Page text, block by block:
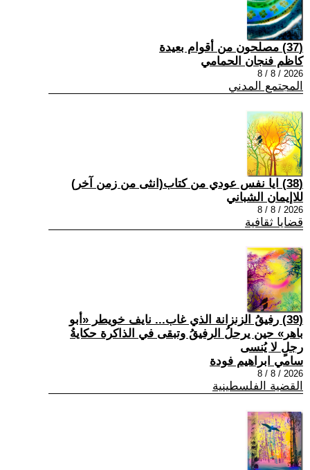
(37) مصلحون من أقوام بعيدة
كاظم فنجان الحمامي
2026 / 8 / 8
المجتمع المدني
(38) ايا نفس عودي من كتاب(انثى من زمن آخر)
للاإيمان الشباني
2026 / 8 / 8
قضايا ثقافية
(39) رفيقُ الزنزانة الذي غاب... نايف خويطر «أبو
باهر» حين يرحلُ الرفيقُ وتبقى في الذاكرة حكايةُ
رجلٍ لا يُنسى
سامي ابراهيم فودة
2026 / 8 / 8
القضية الفلسطينية